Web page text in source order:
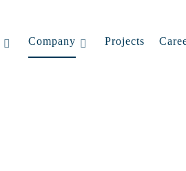
Company Projects